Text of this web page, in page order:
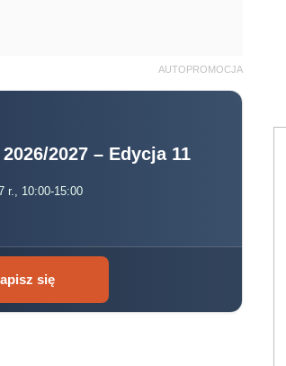
AUTOPROMOCJA
2027 – Edycja 11
r., 10:00-15:00
się